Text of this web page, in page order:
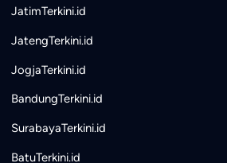
JatimTerkini.id
JatengTerkini.id
JogjaTerkini.id
BandungTerkini.id
SurabayaTerkini.id
BatuTerkini.id